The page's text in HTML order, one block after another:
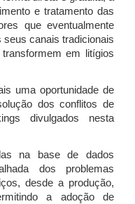
e tratamento das
que eventualmente
canais tradicionais
em litígios
uma oportunidade de
dos conflitos de
divulgados nesta
na base de dados
dos problemas
desde a produção,
a adoção de